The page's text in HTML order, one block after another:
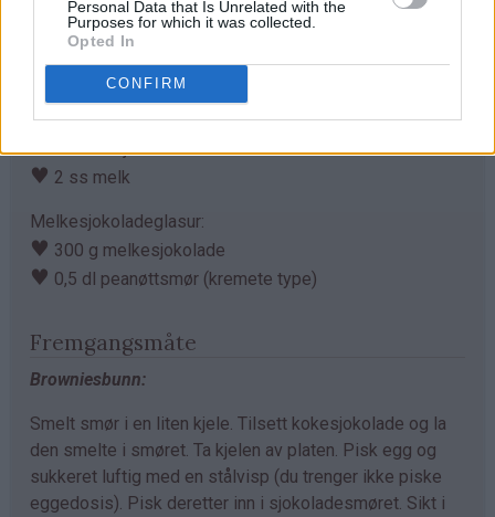
Personal Data that Is Unrelated with the
Purposes for which it was collected.
Opted In
CONFIRM
Peanøttfyll:
♥2 dl peanøttsmør (kremete type)
50 g smør
♥5 dl melis
♥1 ts vaniljeekstrakt
♥ 2 ss melk
Melkesjokoladeglasur:
♥ 300 g melkesjokolade
♥ 0,5 dl peanøttsmør (kremete type)
Fremgangsmåte
Browniesbunn:
Smelt smør i en liten kjele. Tilsett kokesjokolade og la
den smelte i smøret. Ta kjelen av platen. Pisk egg og
sukkeret luftig med en stålvisp (du trenger ikke piske
eggedosis). Pisk deretter inn i sjokoladesmøret. Sikt i